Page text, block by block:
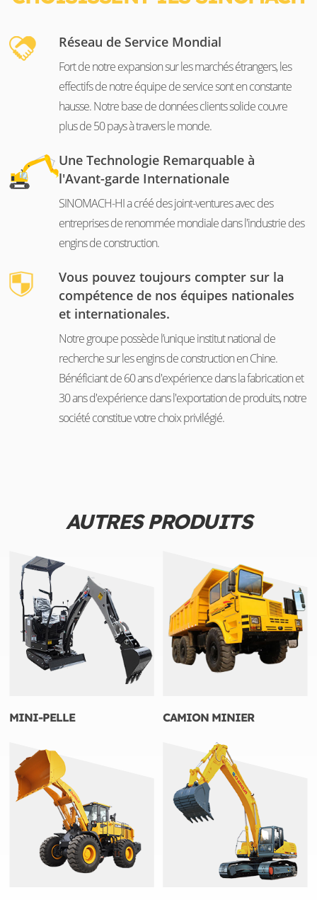
Réseau de Service Mondial
Fort de notre expansion sur les marchés étrangers, les
effectifs de notre équipe de service sont en constante
hausse. Notre base de données clients solide couvre
plus de 50 pays à travers le monde.
Une Technologie Remarquable à
l'Avant-garde Internationale
SINOMACH-HI a créé des joint-ventures avec des
entreprises de renommée mondiale dans l'industrie des
engins de construction.
Vous pouvez toujours compter sur la
compétence de nos équipes nationales
et internationales.
Notre groupe possède l’unique institut national de
recherche sur les engins de construction en Chine.
Bénéficiant de 60 ans d'expérience dans la fabrication et
30 ans d'expérience dans l'exportation de produits, notre
société constitue votre choix privilégié.
AUTRES PRODUITS
MINI-PELLE CAMION MINIER